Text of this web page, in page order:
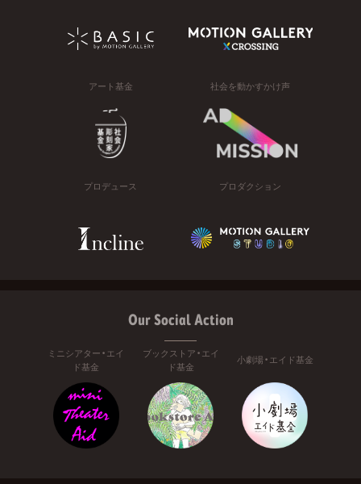
アート基金 社会を動かすかけ声
プロデュース プロダクション
Our Social Action
ミニシアター・エイ
ド基金
ブックストア・エイ
ド基金
小劇場・エイド基金